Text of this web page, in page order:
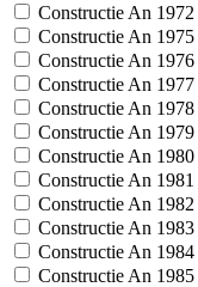
Constructie An 1972
Constructie An 1975
Constructie An 1976
Constructie An 1977
Constructie An 1978
Constructie An 1979
Constructie An 1980
Constructie An 1981
Constructie An 1982
Constructie An 1983
Constructie An 1984
Constructie An 1985